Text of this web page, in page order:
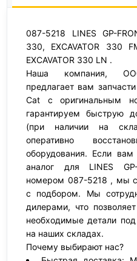
087-5218 LINES GP-
330, EXCAVATOR 330
EXCAVATOR 330 LN .
Наша компания,
предлагает вам
Cat с оригинальным
гарантируем быструю
(при наличии на
оперативно
оборудования. Если вам
аналог для LINES
номером 087-5218 , мы
с подбором. Мы
дилерами, что
необходимые детали
на наших складах.
Почему выбирают нас?